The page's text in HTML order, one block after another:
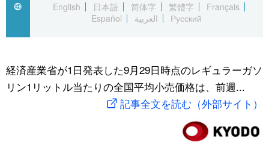
文化
動画/Live
スポーツ・東京2020
English
日本語 简体字 繁體字
Français
Español
العربية Русский
経済産業省が1日発表した9月29日時点のレギュラーガソ
リン1リットル当たりの全国平均小売価格は、前週...
記事全文を読む（外部サイト）